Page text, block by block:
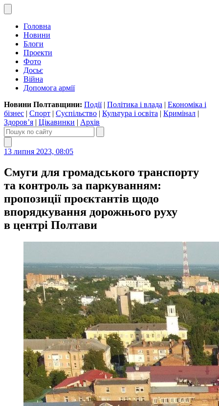
Головна
Новини
Блоги
Проекти
Фото
Досьє
Війна
Допомога армії
Новини Полтавщини: Події| Політика і влада | Економіка і
бізнес | Спорт | Суспільство | Культура і освіта | Кримінал |
Здоров’я | Цікавинки | Архів
13 липня 2023, 08:05
Смуги для громадського транспорту
та контроль за паркуванням:
пропозиції проєктантів щодо
впорядкування дорожнього руху
в центрі Полтави